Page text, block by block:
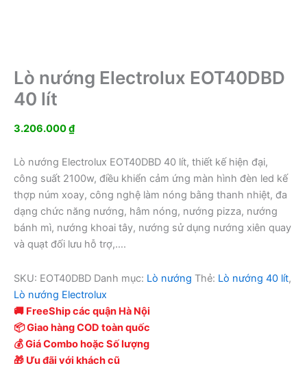
Lò nướng Electrolux EOT40DBD
40 lít
3.206.000₫
Lò nướng Electrolux EOT40DBD 40 lít, thiết kế hiện đại,
công suất 2100w, điều khiển cảm ứng màn hình đèn led kế
thợp núm xoay, công nghệ làm nóng bằng thanh nhiệt, đa
dạng chức năng nướng, hâm nóng, nướng pizza, nướng
bánh mì, nướng khoai tây, nướng sử dụng nướng xiên quay
và quạt đối lưu hỗ trợ,….
SKU: EOT40DBD Danh mục: Lò nướng Thẻ: Lò nướng 40 lít,
Lò nướng Electrolux
🚚 FreeShip các quận Hà Nội
📦 Giao hàng COD toàn quốc
💰 Giá Combo hoặc Số lượng
🎁 Ưu đãi với khách cũ